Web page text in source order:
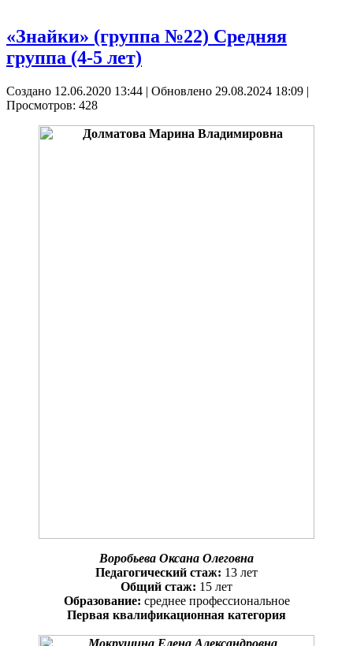
«Знайки» (группа №22) Средняя
группа (4-5 лет)
Создано 12.06.2020 13:44 | Обновлено 29.08.2024 18:09 |
Просмотров: 428
Воробьева Оксана Олеговна
Педагогический стаж: 13 лет
Общий стаж: 15 лет
Образование: среднее профессиональное
Первая квалификационная категория